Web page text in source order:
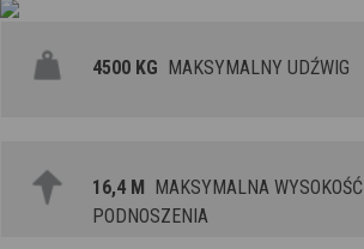
4500 KG MAKSYMALNY UDŹWIG
16,4 M
MAKSYMALNA WYSOKOŚĆ
PODNOSZENIA